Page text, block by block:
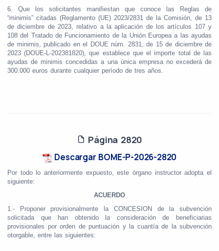
6. Que los solicitantes manifiestan que conoce las Reglas de
“minimis” citadas (Reglamento (UE) 2023/2831 de la Comisión, de 13
de diciembre de 2023, relativo a la aplicación de los artículos 107 y
108 del Tratado de Funcionamiento de la Unión Europea a las ayudas
de minimis, publicado en el DOUE núm. 2831, de 15 de diciembre de
2023 (DOUE-L-202381820), que establece que el importe total de las
ayudas de minimis concedidas a una única empresa no excederá de
300.000 euros durante cualquier período de tres años.
Página 2820
Descargar BOME-P-2026-2820
Por todo lo anteriormente expuesto, este órgano instructor adopta el
siguiente:
ACUERDO
1.- Proponer provisionalmente la CONCESION de la subvención
solicitada que han obtenido la consideración de beneficiarias
provisionales por orden de puntuación y la cuantía de la subvención
otorgable, entre las siguientes: